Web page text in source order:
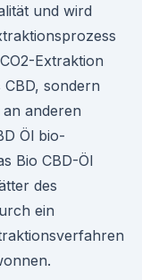
und wird
Extraktion
sondern
anderen
Öl bio-
Bio CBD-Öl
des
ein